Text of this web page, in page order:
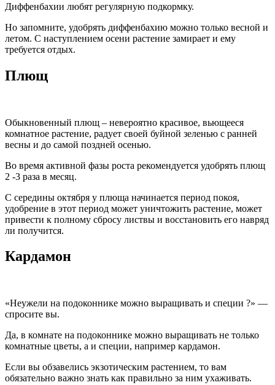
Диффенбахии любят регулярную подкормку.
Но запомните, удобрять диффенбахию можно только весной и
летом. С наступлением осени растение замирает и ему
требуется отдых.
Плющ
Обыкновенный плющ – невероятно красивое, вьющееся
комнатное растение, радует своей буйной зеленью с ранней
весны и до самой поздней осенью.
Во время активной фазы роста рекомендуется удобрять плющ
2 -3 раза в месяц.
С середины октября у плюща начинается период покоя,
удобрение в этот период может уничтожить растение, может
привести к полному сбросу листвы и восстановить его навряд
ли получится.
Кардамон
«Неужели на подоконнике можно выращивать и специи ?» —
спросите вы.
Да, в комнате на подоконнике можно выращивать не только
комнатные цветы, а и специи, например кардамон.
Если вы обзавелись экзотическим растением, то вам
обязательно важно знать как правильно за ним ухаживать.